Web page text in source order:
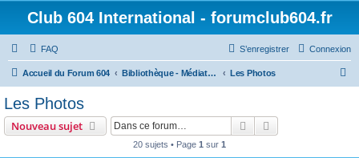
Club 604 International - forumclub604.fr
FAQ Connexion
S’enregistrer
Accueil du Forum 604 Bibliothèque - Médiathèque - Photothèque Les Photos
Les Photos
Nouveau sujet Rechercher
20 sujets • Page 1 sur 1